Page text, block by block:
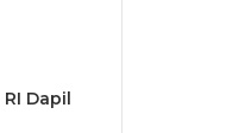
Dapil